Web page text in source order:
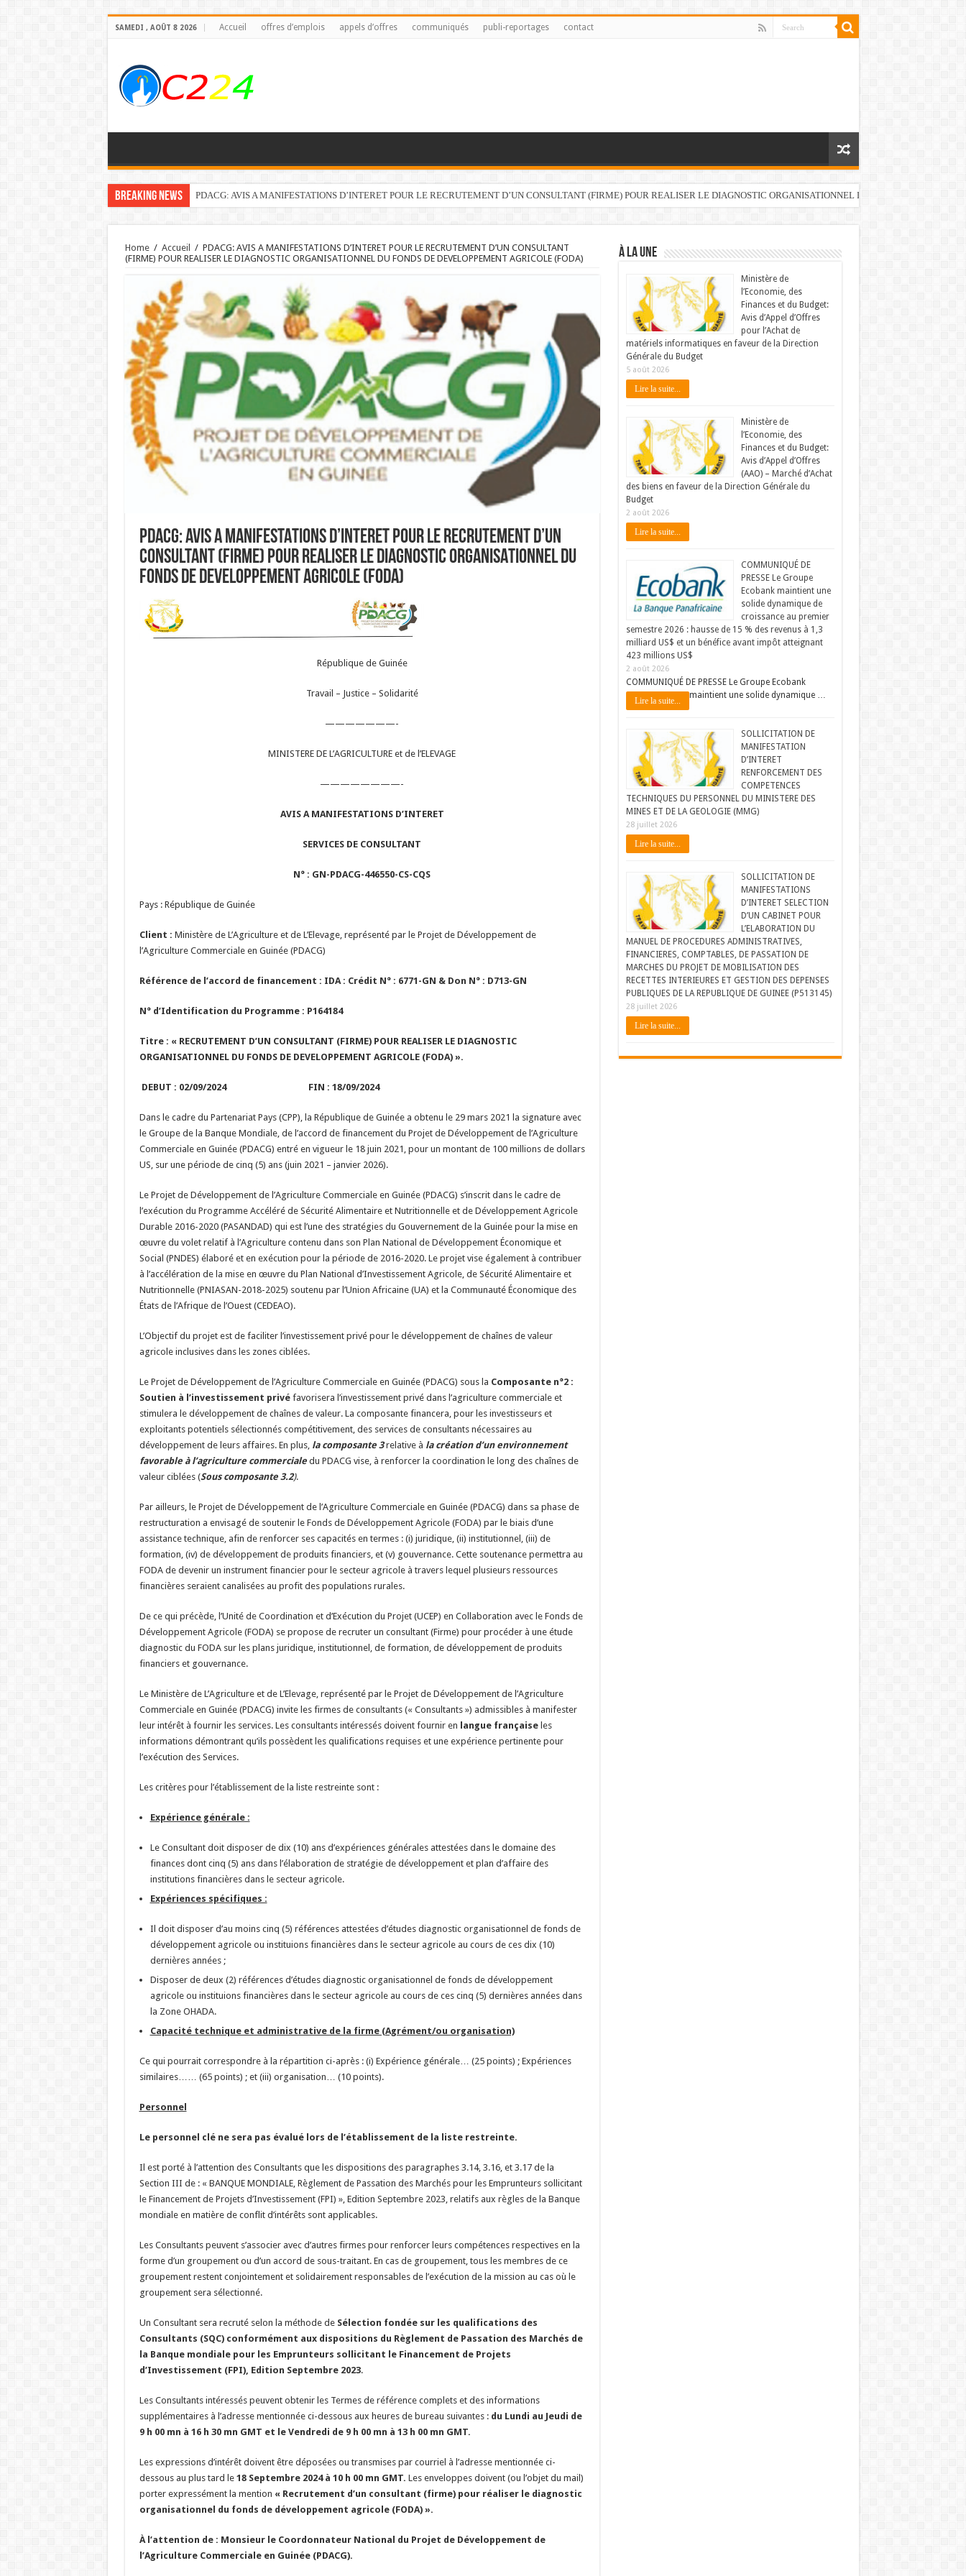
SAMEDI , AOÛT 8 2026 Accueil offres d’emplois appels d’offres communiqués publi-reportages contact
Breaking News PDACG: AVIS A MANIFESTATIONS D’INTERET POUR LE RECRUTEMENT D’UN CONSULTANT (FIRME) POUR REALISER LE DIAGNOSTIC ORGANISATIONNEL DU FONDS DE
Home / Accueil / PDACG: AVIS A MANIFESTATIONS D’INTERET POUR LE RECRUTEMENT D’UN CONSULTANT
(FIRME) POUR REALISER LE DIAGNOSTIC ORGANISATIONNEL DU FONDS DE DEVELOPPEMENT AGRICOLE (FODA)
PDACG: AVIS A MANIFESTATIONS D’INTERET POUR LE RECRUTEMENT D’UN
CONSULTANT (FIRME) POUR REALISER LE DIAGNOSTIC ORGANISATIONNEL DU
FONDS DE DEVELOPPEMENT AGRICOLE (FODA)
République de Guinée
Travail – Justice – Solidarité
———————-
MINISTERE DE L’AGRICULTURE et de l’ELEVAGE
————————-
AVIS A MANIFESTATIONS D’INTERET
SERVICES DE CONSULTANT
N° : GN-PDACG-446550-CS-CQS
Pays : République de Guinée
Client : Ministère de L’Agriculture et de L’Elevage, représenté par le Projet de Développement de
l’Agriculture Commerciale en Guinée (PDACG)
Référence de l’accord de financement : IDA : Crédit N° : 6771-GN & Don N° : D713-GN
N° d’Identification du Programme : P164184
Titre : « RECRUTEMENT D’UN CONSULTANT (FIRME) POUR REALISER LE DIAGNOSTIC
ORGANISATIONNEL DU FONDS DE DEVELOPPEMENT AGRICOLE (FODA) ».
DEBUT : 02/09/2024 FIN : 18/09/2024
Dans le cadre du Partenariat Pays (CPP), la République de Guinée a obtenu le 29 mars 2021 la signature avec
le Groupe de la Banque Mondiale, de l’accord de financement du Projet de Développement de l’Agriculture
Commerciale en Guinée (PDACG) entré en vigueur le 18 juin 2021, pour un montant de 100 millions de dollars
US, sur une période de cinq (5) ans (juin 2021 – janvier 2026).
Le Projet de Développement de l’Agriculture Commerciale en Guinée (PDACG) s’inscrit dans le cadre de
l’exécution du Programme Accéléré de Sécurité Alimentaire et Nutritionnelle et de Développement Agricole
Durable 2016-2020 (PASANDAD) qui est l’une des stratégies du Gouvernement de la Guinée pour la mise en
œuvre du volet relatif à l’Agriculture contenu dans son Plan National de Développement Économique et
Social (PNDES) élaboré et en exécution pour la période de 2016-2020. Le projet vise également à contribuer
à l’accélération de la mise en œuvre du Plan National d’Investissement Agricole, de Sécurité Alimentaire et
Nutritionnelle (PNIASAN-2018-2025) soutenu par l’Union Africaine (UA) et la Communauté Économique des
États de l’Afrique de l’Ouest (CEDEAO).
L’Objectif du projet est de faciliter l’investissement privé pour le développement de chaînes de valeur
agricole inclusives dans les zones ciblées.
Le Projet de Développement de l’Agriculture Commerciale en Guinée (PDACG) sous la Composante n°2 :
Soutien à l’investissement privéfavorisera l’investissement privé dans l’agriculture commerciale et
stimulera le développement de chaînes de valeur. La composante financera, pour les investisseurs et
exploitants potentiels sélectionnés compétitivement, des services de consultants nécessaires au
développement de leurs affaires. En plus, la composante 3relative à la création d’un environnement
favorable à l’agriculture commercialedu PDACG vise, à renforcer la coordination le long des chaînes de
valeur ciblées (Sous composante 3.2).
Par ailleurs, le Projet de Développement de l’Agriculture Commerciale en Guinée (PDACG) dans sa phase de
restructuration a envisagé de soutenir le Fonds de Développement Agricole (FODA) par le biais d’une
assistance technique, afin de renforcer ses capacités en termes : (i) juridique, (ii) institutionnel, (iii) de
formation, (iv) de développement de produits financiers, et (v) gouvernance. Cette soutenance permettra au
FODA de devenir un instrument financier pour le secteur agricole à travers lequel plusieurs ressources
financières seraient canalisées au profit des populations rurales.
De ce qui précède, l’Unité de Coordination et d’Exécution du Projet (UCEP) en Collaboration avec le Fonds de
Développement Agricole (FODA) se propose de recruter un consultant (Firme) pour procéder à une étude
diagnostic du FODA sur les plans juridique, institutionnel, de formation, de développement de produits
financiers et gouvernance.
Le Ministère de L’Agriculture et de L’Elevage, représenté par le Projet de Développement de l’Agriculture
Commerciale en Guinée (PDACG) invite les firmes de consultants (« Consultants ») admissibles à manifester
leur intérêt à fournir les services. Les consultants intéressés doivent fournir en langue françaiseles
informations démontrant qu’ils possèdent les qualifications requises et une expérience pertinente pour
l’exécution des Services.
Les critères pour l’établissement de la liste restreinte sont :
Expérience générale :
Le Consultant doit disposer de dix (10) ans d’expériences générales attestées dans le domaine des
finances dont cinq (5) ans dans l’élaboration de stratégie de développement et plan d’affaire des
institutions financières dans le secteur agricole.
Expériences spécifiques :
Il doit disposer d’au moins cinq (5) références attestées d’études diagnostic organisationnel de fonds de
développement agricole ou instituions financières dans le secteur agricole au cours de ces dix (10)
dernières années ;
Disposer de deux (2) références d’études diagnostic organisationnel de fonds de développement
agricole ou instituions financières dans le secteur agricole au cours de ces cinq (5) dernières années dans
la Zone OHADA.
Capacité technique et administrative de la firme (Agrément/ou organisation)
Ce qui pourrait correspondre à la répartition ci-après : (i) Expérience générale… (25 points) ; Expériences
similaires…… (65 points) ; et (iii) organisation… (10 points).
Personnel
Le personnel clé ne sera pas évalué lors de l’établissement de la liste restreinte.
Il est porté à l’attention des Consultants que les dispositions des paragraphes 3.14, 3.16, et 3.17 de la
Section III de : « BANQUE MONDIALE, Règlement de Passation des Marchés pour les Emprunteurs sollicitant
le Financement de Projets d’Investissement (FPI) », Edition Septembre 2023, relatifs aux règles de la Banque
mondiale en matière de conflit d’intérêts sont applicables.
Les Consultants peuvent s’associer avec d’autres firmes pour renforcer leurs compétences respectives en la
forme d’un groupement ou d’un accord de sous-traitant. En cas de groupement, tous les membres de ce
groupement restent conjointement et solidairement responsables de l’exécution de la mission au cas où le
groupement sera sélectionné.
Un Consultant sera recruté selon la méthode de Sélection fondée sur les qualifications des
Consultants (SQC) conformément aux dispositions du Règlement de Passation des Marchés de
la Banque mondiale pour les Emprunteurs sollicitant le Financement de Projets
d’Investissement (FPI), Edition Septembre 2023.
Les Consultants intéressés peuvent obtenir les Termes de référence complets et des informations
supplémentaires à l’adresse mentionnée ci-dessous aux heures de bureau suivantes : du Lundi au Jeudi de
9 h 00 mn à 16 h 30 mn GMT et le Vendredi de 9 h 00 mn à 13 h 00 mn GMT.
Les expressions d’intérêt doivent être déposées ou transmises par courriel à l’adresse mentionnée ci-
dessous au plus tard le 18 Septembre 2024 à 10 h 00 mn GMT. Les enveloppes doivent (ou l’objet du mail)
porter expressément la mention « Recrutement d’un consultant (firme) pour réaliser le diagnostic
organisationnel du fonds de développement agricole (FODA) ».
À l’attention de : Monsieur le Coordonnateur National du Projet de Développement de
l’Agriculture Commerciale en Guinée (PDACG).
À LA UNE
Ministère de
l’Economie, des
Finances et du Budget:
Avis d’Appel d’Offres
pour l’Achat de
matériels informatiques en faveur de la Direction
Générale du Budget
5 août 2026
Lire la suite...
Ministère de
l’Economie, des
Finances et du Budget:
Avis d’Appel d’Offres
(AAO) – Marché d’Achat
des biens en faveur de la Direction Générale du
Budget
2 août 2026
Lire la suite...
COMMUNIQUÉ DE
PRESSE Le Groupe
Ecobank maintient une
solide dynamique de
croissance au premier
semestre 2026 : hausse de 15 % des revenus à 1,3
milliard US$ et un bénéfice avant impôt atteignant
423 millions US$
2 août 2026
COMMUNIQUÉ DE PRESSE Le Groupe Ecobank
maintient une solide dynamique …
Lire la suite...
SOLLICITATION DE
MANIFESTATION
D’INTERET
RENFORCEMENT DES
COMPETENCES
TECHNIQUES DU PERSONNEL DU MINISTERE DES
MINES ET DE LA GEOLOGIE (MMG)
28 juillet 2026
Lire la suite...
SOLLICITATION DE
MANIFESTATIONS
D’INTERET SELECTION
D’UN CABINET POUR
L’ELABORATION DU
MANUEL DE PROCEDURES ADMINISTRATIVES,
FINANCIERES, COMPTABLES, DE PASSATION DE
MARCHES DU PROJET DE MOBILISATION DES
RECETTES INTERIEURES ET GESTION DES DEPENSES
PUBLIQUES DE LA REPUBLIQUE DE GUINEE (P513145)
28 juillet 2026
Lire la suite...